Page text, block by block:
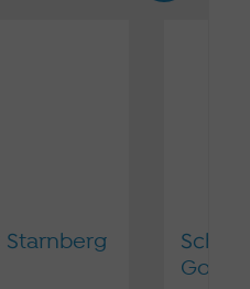
Starnberg